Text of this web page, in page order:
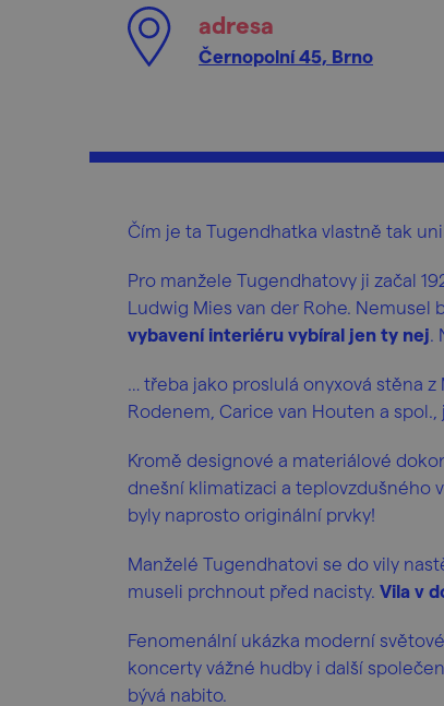
adresa
Černopolní 45, Brno
Čím je ta Tugendhatka vlastně tak
Pro manžele Tugendhatovy ji začal
Ludwig Mies van der Rohe.
vybavení interiéru vybíral jen ty nej.
… třeba jako proslulá onyxová stěna
Rodenem, Carice van Houten a
Kromě designové a materiálové
dnešní klimatizaci a teplovzdušného
byly naprosto originální prvky!
Manželé Tugendhatovi se do vily
museli prchnout před nacisty. Vila v
Fenomenální ukázka moderní
koncerty vážné hudby i další
bývá nabito.